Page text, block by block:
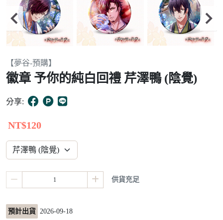
Item
2
of
5
【夢谷-預購】
徽章 予你的純白回禮 芹澤鴨 (陰覺)
分享:
NT$120
供貨充足
預計出貨 2026-09-18